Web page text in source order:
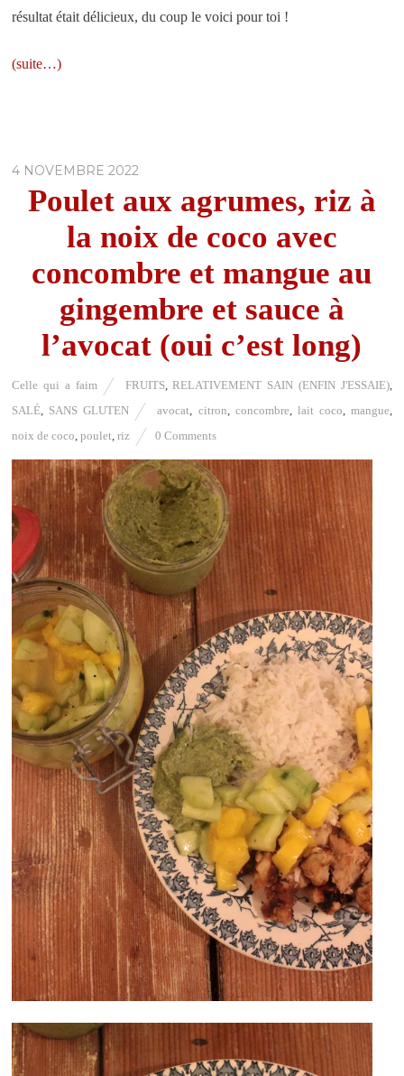
résultat était délicieux, du coup le voici pour toi !
(suite…)
4 NOVEMBRE 2022
Poulet aux agrumes, riz à
la noix de coco avec
concombre et mangue au
gingembre et sauce à
l’avocat (oui c’est long)
Celle qui a faim FRUITS,RELATIVEMENT SAIN (ENFIN J'ESSAIE),
SALÉ
SANS GLUTEN avocat citron concombre lait coco mangue
noix de coco ,poulet ,riz 0 Comments